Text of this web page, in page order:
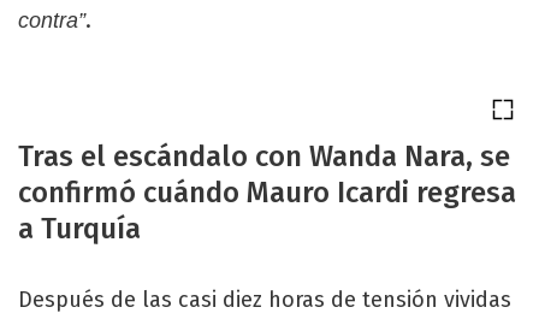
contra”.
Tras el escándalo con Wanda Nara, se
confirmó cuándo Mauro Icardi regresa
a Turquía
Después de las casi diez horas de tensión vividas